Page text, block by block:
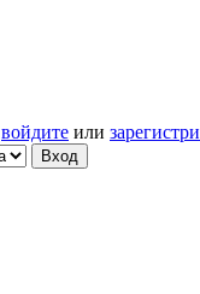
войдите или